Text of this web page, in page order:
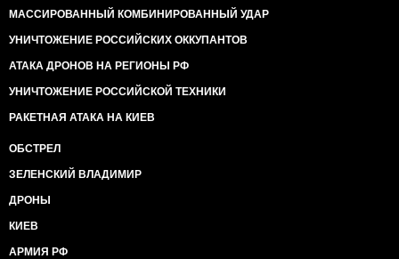
МАССИРОВАННЫЙ КОМБИНИРОВАННЫЙ УДАР
УНИЧТОЖЕНИЕ РОССИЙСКИХ ОККУПАНТОВ
АТАКА ДРОНОВ НА РЕГИОНЫ РФ
УНИЧТОЖЕНИЕ РОССИЙСКОЙ ТЕХНИКИ
РАКЕТНАЯ АТАКА НА КИЕВ
ОБСТРЕЛ
ЗЕЛЕНСКИЙ ВЛАДИМИР
ДРОНЫ
КИЕВ
АРМИЯ РФ